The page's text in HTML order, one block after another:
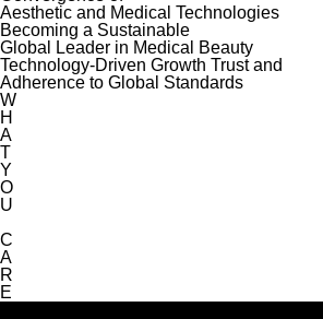
Aesthetic and Medical Technologies
Becoming a Sustainable
Global Leader in Medical Beauty
Technology-Driven Growth Trust and
Adherence to Global Standards
W
H
A
T
Y
O
U
C
A
R
E